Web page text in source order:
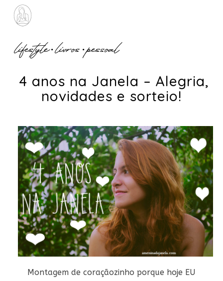
lifestyle•livros•pessoal
4 anos na Janela – Alegria,
novidades e sorteio!
Montagem de coraçãozinho porque hoje EU